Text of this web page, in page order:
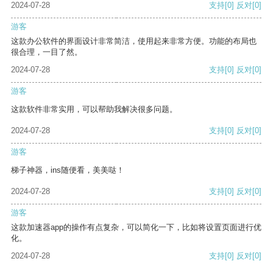
2024-07-28
支持[0] 反对[0]
游客
这款办公软件的界面设计非常简洁，使用起来非常方便。功能的布局也
很合理，一目了然。
2024-07-28
支持[0] 反对[0]
游客
这款软件非常实用，可以帮助我解决很多问题。
2024-07-28 支持[0] 反对[0]
游客
梯子神器，ins随便看，美美哒！
2024-07-28 支持[0] 反对[0]
游客
这款加速器app的操作有点复杂，可以简化一下，比如将设置页面进行优
化。
2024-07-28
支持[0] 反对[0]